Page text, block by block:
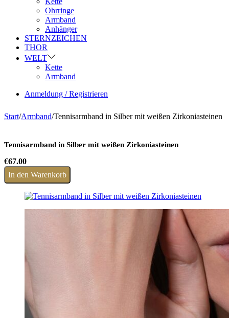
Ohrringe
Armband
Anhänger
STERNZEICHEN
THOR
WELT
Kette
Armband
Anmeldung / Registrieren
Start/Armband/Tennisarmband in Silber mit weißen Zirkoniasteinen
Tennisarmband in Silber mit weißen Zirkoniasteinen
€67.00
In den Warenkorb